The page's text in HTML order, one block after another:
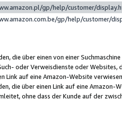
gp/help/customer/
gp/help/customer/
die über einen von einer
oder Verweisdienste oder Websites,
Link auf eine Amazon-Website
die über einen Link auf eine
ohne dass der Kunde auf der